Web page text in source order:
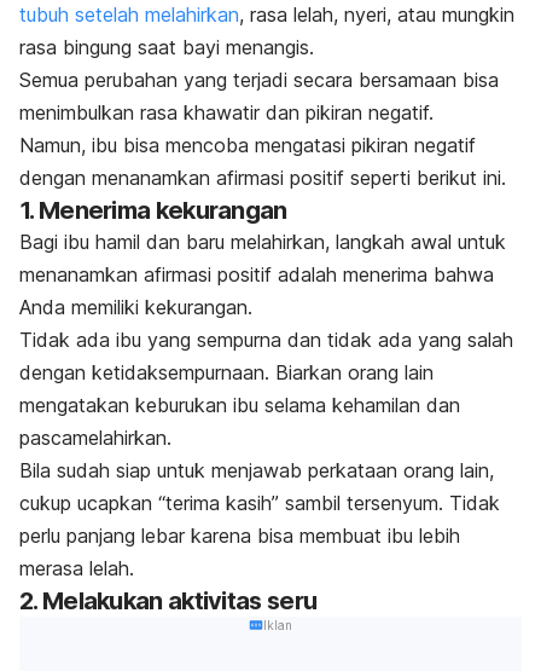
tubuh setelah melahirkan, rasa lelah, nyeri, atau mungkin
rasa bingung saat bayi menangis.
Semua perubahan yang terjadi secara bersamaan bisa
menimbulkan rasa khawatir dan pikiran negatif.
Namun, ibu bisa mencoba mengatasi pikiran negatif
dengan menanamkan afirmasi positif seperti berikut ini.
1. Menerima kekurangan
Bagi ibu hamil dan baru melahirkan, langkah awal untuk
menanamkan afirmasi positif adalah menerima bahwa
Anda memiliki kekurangan.
Tidak ada ibu yang sempurna dan tidak ada yang salah
dengan ketidaksempurnaan. Biarkan orang lain
mengatakan keburukan ibu selama kehamilan dan
pascamelahirkan.
Bila sudah siap untuk menjawab perkataan orang lain,
cukup ucapkan “terima kasih” sambil tersenyum. Tidak
perlu panjang lebar karena bisa membuat ibu lebih
merasa lelah.
2. Melakukan aktivitas seru
Iklan